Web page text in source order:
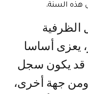
هذه السنة.
يعزى أساسا
قد يكون سجل
جهة أخرى،